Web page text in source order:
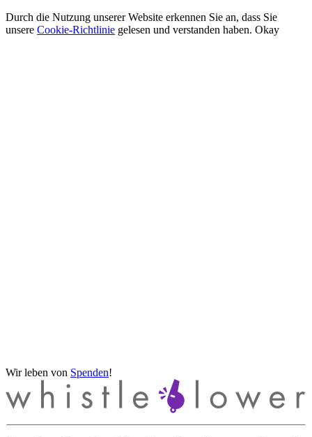
Durch die Nutzung unserer Website erkennen Sie an, dass Sie
unsere Cookie-Richtlinie gelesen und verstanden haben. Okay
Wir leben von Spenden!